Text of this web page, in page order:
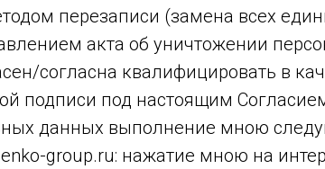
перезаписи (замена всех
акта об уничтожении
согласна квалифицировать в
подписи под настоящим
данных выполнение мною
group.ru: нажатие мною на